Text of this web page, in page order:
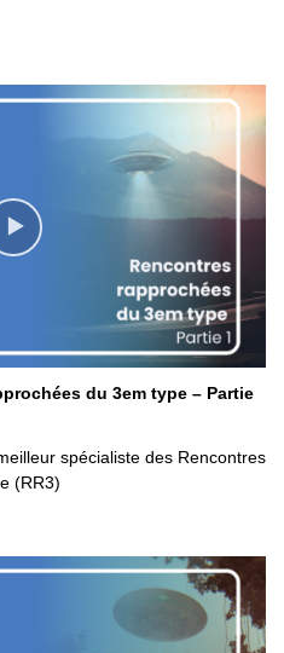
du 3em type – Partie
spécialiste des Rencontres
(RR3)